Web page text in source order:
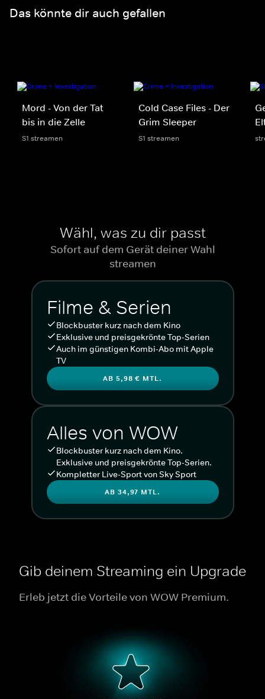
Das könnte dir auch gefallen
Mord - Von der Tat
bis in die Zelle
S1 streamen
Cold Case Files - Der
Grim Sleeper
S1 streamen
Wähl, was zu dir passt
Sofort auf dem Gerät deiner Wahl
streamen
Filme & Serien
Blockbuster kurz nach dem Kino
Exklusive und preisgekrönte Top-Serien
Auch im günstigen Kombi-Abo mit Apple
TV
AB 5,98 € MTL.
Alles von WOW
Blockbuster kurz nach dem Kino.
Exklusive und preisgekrönte Top-Serien.
Kompletter Live-Sport von Sky Sport
AB 34,97 MTL.
Gib deinem Streaming ein Upgrade
Erleb jetzt die Vorteile von WOW Premium.